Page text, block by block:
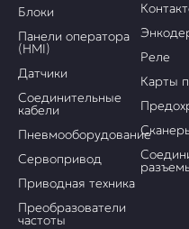
Блоки
Панели оператора
(HMI)
Датчики
Соединительные
кабели
Пневмооборудование
Сервопривод
Приводная техника
Преобразователи
частоты
Реле
Карты